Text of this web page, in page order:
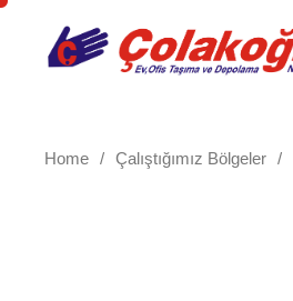
Skip
content
Home Çalıştığımız Bölgeler